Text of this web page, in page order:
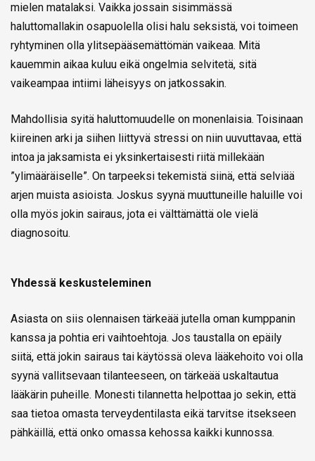
mielen matalaksi. Vaikka jossain sisimmässä
haluttomallakin osapuolella olisi halu seksistä, voi toimeen
ryhtyminen olla ylitsepääsemättömän vaikeaa. Mitä
kauemmin aikaa kuluu eikä ongelmia selvitetä, sitä
vaikeampaa intiimi läheisyys on jatkossakin.
Mahdollisia syitä haluttomuudelle on monenlaisia. Toisinaan
kiireinen arki ja siihen liittyvä stressi on niin uuvuttavaa, että
intoa ja jaksamista ei yksinkertaisesti riitä millekään
”ylimääräiselle”. On tarpeeksi tekemistä siinä, että selviää
arjen muista asioista. Joskus syynä muuttuneille haluille voi
olla myös jokin sairaus, jota ei välttämättä ole vielä
diagnosoitu.
Yhdessä keskusteleminen
Asiasta on siis olennaisen tärkeää jutella oman kumppanin
kanssa ja pohtia eri vaihtoehtoja. Jos taustalla on epäily
siitä, että jokin sairaus tai käytössä oleva lääkehoito voi olla
syynä vallitsevaan tilanteeseen, on tärkeää uskaltautua
lääkärin puheille. Monesti tilannetta helpottaa jo sekin, että
saa tietoa omasta terveydentilasta eikä tarvitse itsekseen
pähkäillä, että onko omassa kehossa kaikki kunnossa.